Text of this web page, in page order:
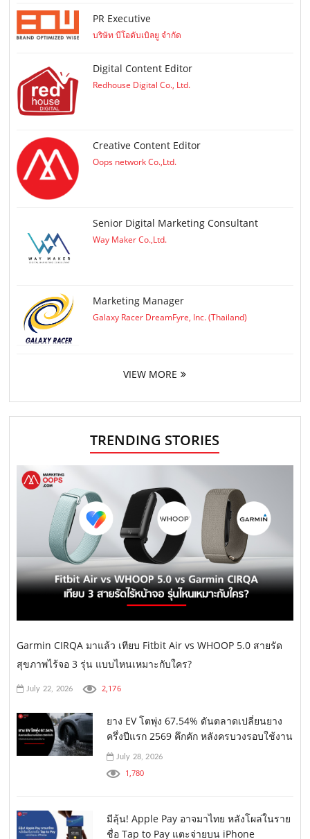
PR Executive
บริษัท บีโอดับเบิลยู จำกัด
Digital Content Editor
Redhouse Digital Co., Ltd.
Creative Content Editor
Oops network Co.,Ltd.
Senior Digital Marketing Consultant
Way Maker Co.,Ltd.
Marketing Manager
Galaxy Racer DreamFyre, Inc. (Thailand)
VIEW MORE
TRENDING STORIES
Garmin CIRQA มาแล้ว เทียบ Fitbit Air vs WHOOP 5.0 สายรัด
สุขภาพไร้จอ 3 รุ่น แบบไหนเหมาะกับใคร?
July 22, 2026 2,176
ยาง EV โตพุ่ง 67.54% ดันตลาดเปลี่ยนยาง
ครึ่งปีแรก 2569 คึกคัก หลังครบวงรอบใช้งาน
July 28, 2026
1,780
มีลุ้น! Apple Pay อาจมาไทย หลังโผล่ในราย
ชื่อ Tap to Pay แตะจ่ายบน iPhone